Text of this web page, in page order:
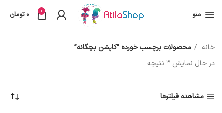
منو 0
0 تومان
خانه
محصولات برچسب خورده “کاپشن بچگانه”
در حال نمایش 3 نتیجه
مشاهده فیلترها